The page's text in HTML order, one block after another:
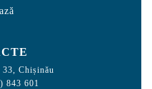
Chișinău
843 601